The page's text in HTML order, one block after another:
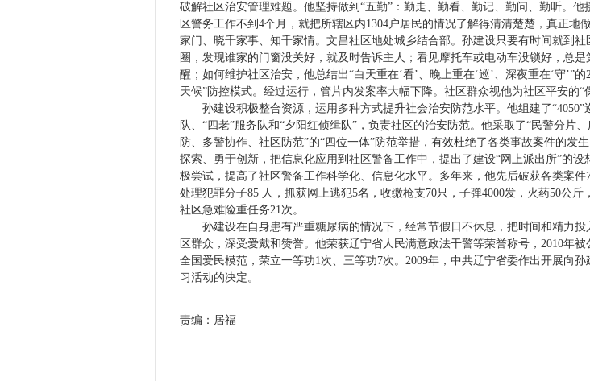
破解社区治安管理难题。他坚持做到“五勤”：勤走、勤看、勤记、勤问、勤听。他
区警务工作不到 4个月，就把所辖区内1304户居民的情况了解得清清楚楚，真正地
家门、晓千家事、知千家情。文昌社区地处城乡结合部。孙建设只要有时间就到社
圈，发现谁家的门窗没关好，就及时告诉主人；看见摩托车或电动车没锁好，总是
醒；如何维护社区治安，他总结出“白天重在‘看’、晚上重在‘巡’、深夜重在‘守’”的
天候”防控模式。经过运行，管片内发案率大幅下降。社区群众视他为社区平安的“
孙建设积极整合资源，运用多种方式提升社会治安防范水平。他组建了“4050”
队、“四老”服务队和“夕阳红侦缉队”，负责社区的治安防范。他采取了“民警分片、
防、多警协作、社区防范”的“四位一体”防范举措，有效杜绝了各类事故案件的发
探索、勇于创新，把信息化应用到社区警备工作中，提出了建设“网上派出所”的设
极尝试，提高了社区警备工作科学化、信息化水平。多年来，他先后破获各类案件
处理犯罪分子85 人，抓获网上逃犯5名，收缴枪支70只，子弹4000发，火药50公斤
社区急难险重任务21次。
孙建设在自身患有严重糖尿病的情况下，经常节假日不休息，把时间和精力投
区群众，深受爱戴和赞誉。他荣获辽宁省人民满意政法干警等荣誉称号， 2010年被
全国爱民模范，荣立一等功1次、三等功7次。 2009年，中共辽宁省委作出开展向孙
习活动的决定。
责编：居福